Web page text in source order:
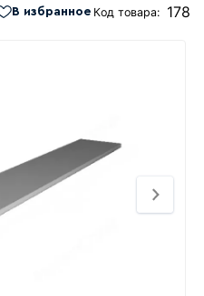
В избранное Код товара: 178